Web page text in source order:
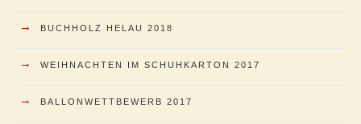
→ BUCHHOLZ HELAU 2018
→ WEIHNACHTEN IM SCHUHKARTON 2017
→ BALLONWETTBEWERB 2017